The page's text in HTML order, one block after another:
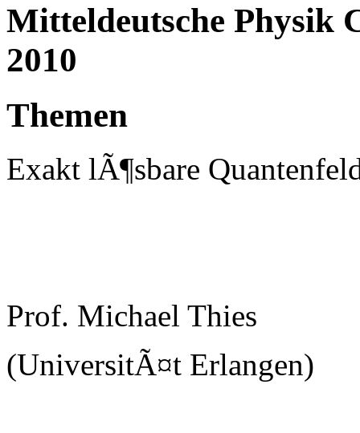
Mitteldeutsche Physik
2010
Themen
Exakt lÃ¶sbare
Prof. Michael Thies
(UniversitÃ¤t Erlangen)